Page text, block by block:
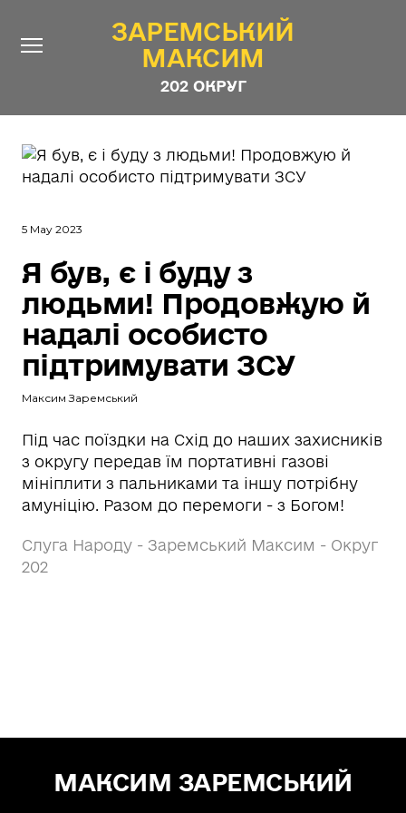
ЗАРЕМСЬКИЙ
МАКСИМ
202 ОКРУГ
ЗАРЕМСЬКИЙ
МАКСИМ
202 ОКРУГ
Новини
Програма
Анонімні опитування
5 May 2023
Я був, є і буду з
людьми! Продовжую й
надалі особисто
підтримувати ЗСУ
Максим Заремський
Під час поїздки на Схід до наших захисників
з округу передав їм портативні газові
мініплити з пальниками та іншу потрібну
амуніцію. Разом до перемоги - з Богом!
Слуга Народу - Заремський Максим - Округ
202
МАКСИМ ЗАРЕМСЬКИЙ